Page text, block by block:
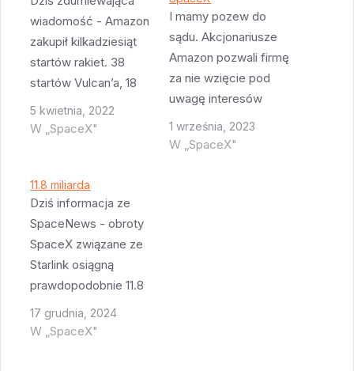
wiadomość - Amazon
zakupił kilkadziesiąt
startów rakiet. 38
startów Vulcan’a, 18
startów Ariane 6 i 12
startów New Glenn z
drugie życie - 38
startów to gwarancja
przetrwania przez
następne 5+ lat. Dla
Ariane 6 to tez wieki
kontrakt, 18…
5 kwietnia, 2022
W „SpaceX"
I mamy pozew do
sądu. Akcjonariusze
Amazon pozwali firmę
za nie wzięcie pod
uwagę interesów
akcjonariuszy firmy
podczas
1 września, 2023
W „SpaceX"
11.8 miliarda
Dziś informacja ze
SpaceNews - obroty
SpaceX związane ze
Starlink osiągną
prawdopodobnie 11.8
miliarda dolarów w
2025 roku. Z czego
17 grudnia, 2024
W „SpaceX"